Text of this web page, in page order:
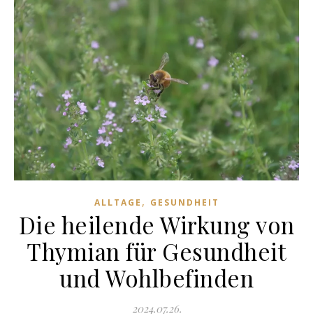
ALLTAGE , GESUNDHEIT
Die heilende Wirkung von
Thymian für Gesundheit
und Wohlbefinden
2024.07.26.